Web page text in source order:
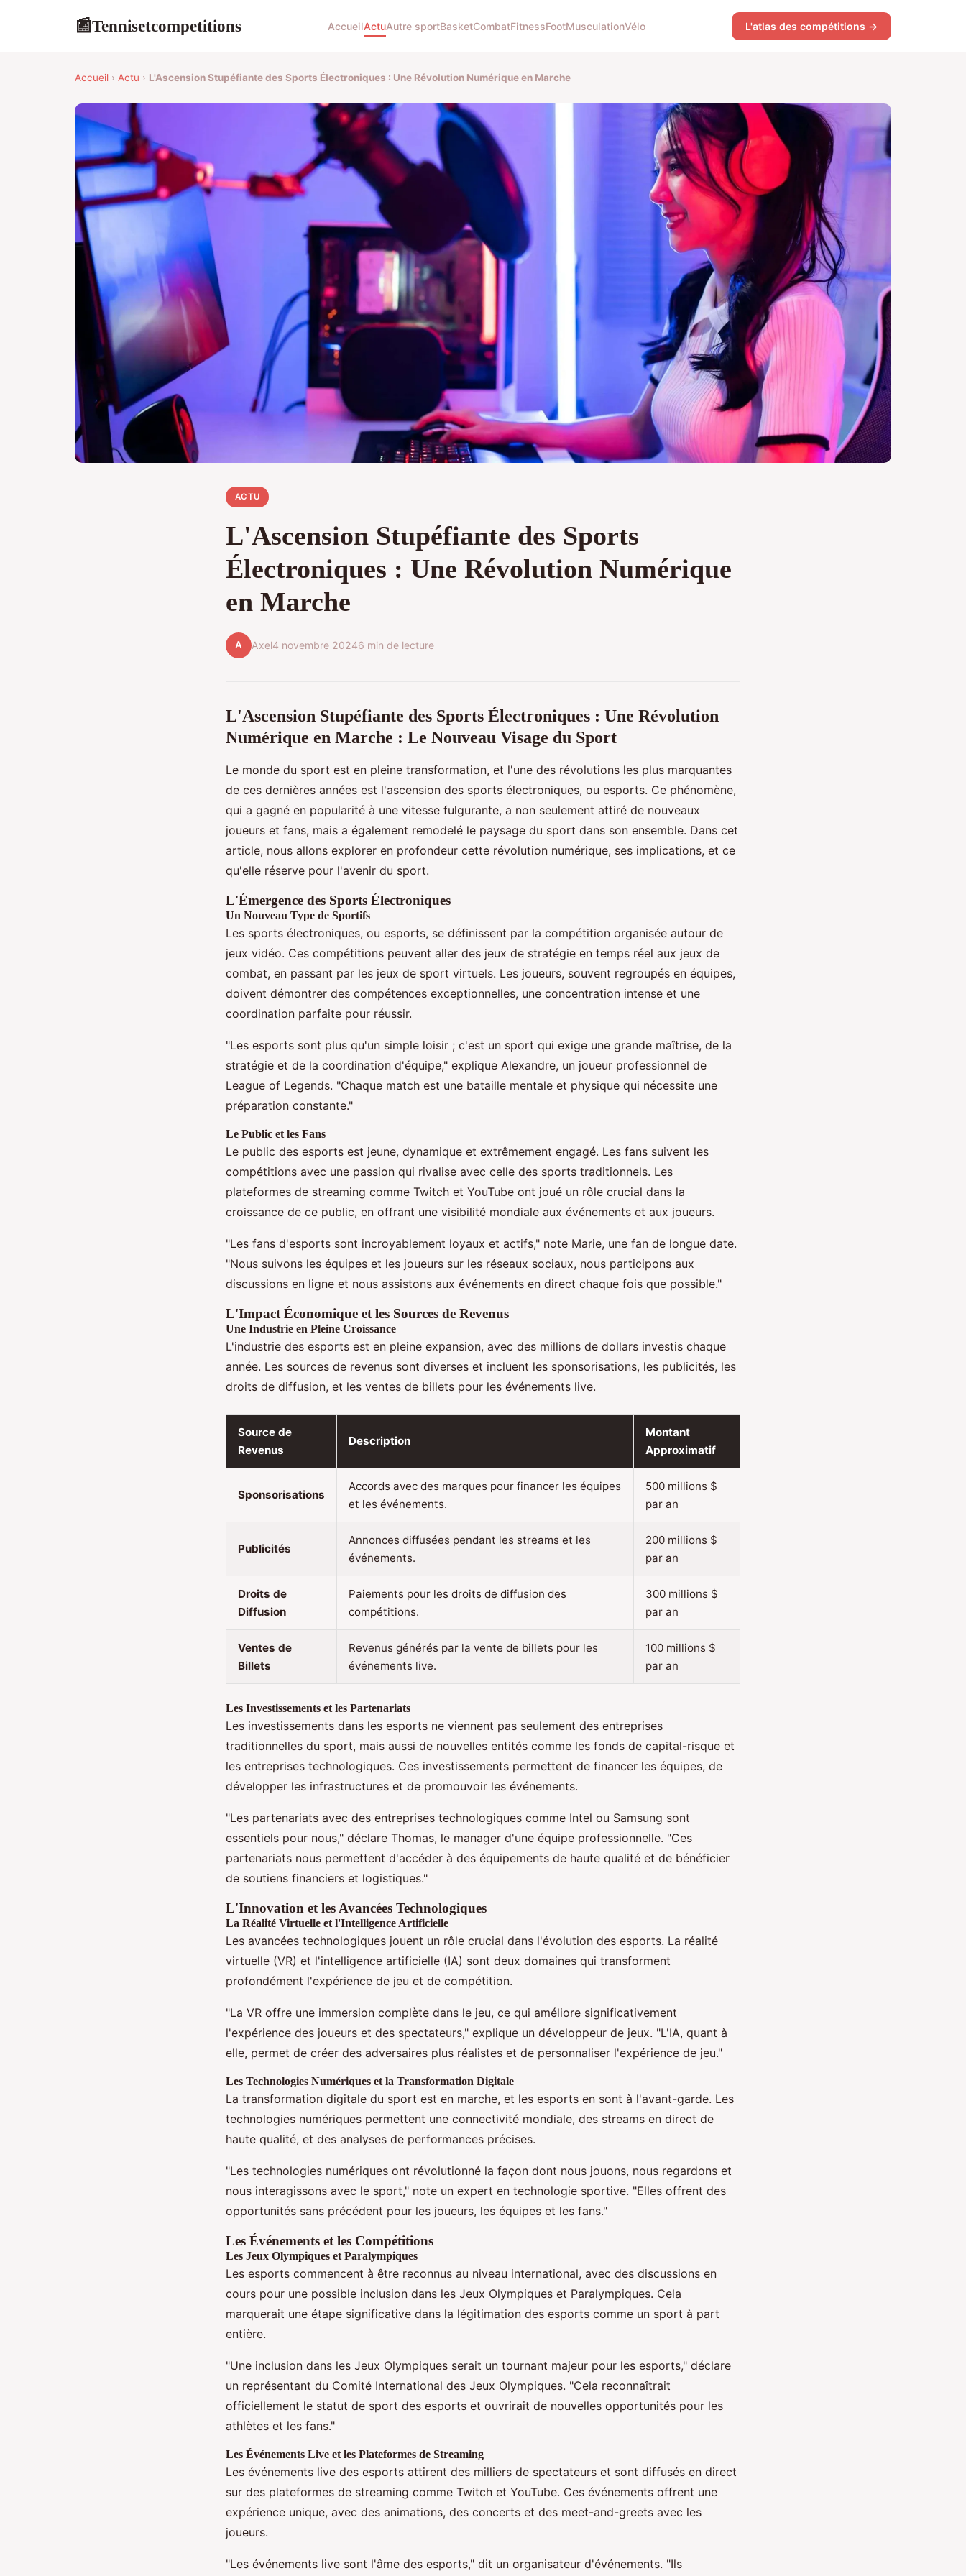
📰Tennisetcompetitions AccueilActuAutre sportBasketCombatFitnessFootMusculationVélo L'atlas des compétitions →
Accueil › Actu › L'Ascension Stupéfiante des Sports Électroniques : Une Révolution Numérique en Marche
ACTU
L'Ascension Stupéfiante des Sports
Électroniques : Une Révolution Numérique
en Marche
A Axel4 novembre 20246 min de lecture
L'Ascension Stupéfiante des Sports Électroniques : Une Révolution
Numérique en Marche : Le Nouveau Visage du Sport
Le monde du sport est en pleine transformation, et l'une des révolutions les plus marquantes
de ces dernières années est l'ascension des sports électroniques, ou esports. Ce phénomène,
qui a gagné en popularité à une vitesse fulgurante, a non seulement attiré de nouveaux
joueurs et fans, mais a également remodelé le paysage du sport dans son ensemble. Dans cet
article, nous allons explorer en profondeur cette révolution numérique, ses implications, et ce
qu'elle réserve pour l'avenir du sport.
L'Émergence des Sports Électroniques
Un Nouveau Type de Sportifs
Les sports électroniques, ou esports, se définissent par la compétition organisée autour de
jeux vidéo. Ces compétitions peuvent aller des jeux de stratégie en temps réel aux jeux de
combat, en passant par les jeux de sport virtuels. Les joueurs, souvent regroupés en équipes,
doivent démontrer des compétences exceptionnelles, une concentration intense et une
coordination parfaite pour réussir.
"Les esports sont plus qu'un simple loisir ; c'est un sport qui exige une grande maîtrise, de la
stratégie et de la coordination d'équipe," explique Alexandre, un joueur professionnel de
League of Legends. "Chaque match est une bataille mentale et physique qui nécessite une
préparation constante."
Le Public et les Fans
Le public des esports est jeune, dynamique et extrêmement engagé. Les fans suivent les
compétitions avec une passion qui rivalise avec celle des sports traditionnels. Les
plateformes de streaming comme Twitch et YouTube ont joué un rôle crucial dans la
croissance de ce public, en offrant une visibilité mondiale aux événements et aux joueurs.
"Les fans d'esports sont incroyablement loyaux et actifs," note Marie, une fan de longue date.
"Nous suivons les équipes et les joueurs sur les réseaux sociaux, nous participons aux
discussions en ligne et nous assistons aux événements en direct chaque fois que possible."
L'Impact Économique et les Sources de Revenus
Une Industrie en Pleine Croissance
L'industrie des esports est en pleine expansion, avec des millions de dollars investis chaque
année. Les sources de revenus sont diverses et incluent les sponsorisations, les publicités, les
droits de diffusion, et les ventes de billets pour les événements live.
Source de
Revenus
Description
Montant
Approximatif
Sponsorisations
Accords avec des marques pour financer les équipes
et les événements.
500 millions $
par an
Publicités
Annonces diffusées pendant les streams et les
événements.
200 millions $
par an
Droits de
Diffusion
Paiements pour les droits de diffusion des
compétitions.
300 millions $
par an
Ventes de
Billets
Revenus générés par la vente de billets pour les
événements live.
100 millions $
par an
Les Investissements et les Partenariats
Les investissements dans les esports ne viennent pas seulement des entreprises
traditionnelles du sport, mais aussi de nouvelles entités comme les fonds de capital-risque et
les entreprises technologiques. Ces investissements permettent de financer les équipes, de
développer les infrastructures et de promouvoir les événements.
"Les partenariats avec des entreprises technologiques comme Intel ou Samsung sont
essentiels pour nous," déclare Thomas, le manager d'une équipe professionnelle. "Ces
partenariats nous permettent d'accéder à des équipements de haute qualité et de bénéficier
de soutiens financiers et logistiques."
L'Innovation et les Avancées Technologiques
La Réalité Virtuelle et l'Intelligence Artificielle
Les avancées technologiques jouent un rôle crucial dans l'évolution des esports. La réalité
virtuelle (VR) et l'intelligence artificielle (IA) sont deux domaines qui transforment
profondément l'expérience de jeu et de compétition.
"La VR offre une immersion complète dans le jeu, ce qui améliore significativement
l'expérience des joueurs et des spectateurs," explique un développeur de jeux. "L'IA, quant à
elle, permet de créer des adversaires plus réalistes et de personnaliser l'expérience de jeu."
Les Technologies Numériques et la Transformation Digitale
La transformation digitale du sport est en marche, et les esports en sont à l'avant-garde. Les
technologies numériques permettent une connectivité mondiale, des streams en direct de
haute qualité, et des analyses de performances précises.
"Les technologies numériques ont révolutionné la façon dont nous jouons, nous regardons et
nous interagissons avec le sport," note un expert en technologie sportive. "Elles offrent des
opportunités sans précédent pour les joueurs, les équipes et les fans."
Les Événements et les Compétitions
Les Jeux Olympiques et Paralympiques
Les esports commencent à être reconnus au niveau international, avec des discussions en
cours pour une possible inclusion dans les Jeux Olympiques et Paralympiques. Cela
marquerait une étape significative dans la légitimation des esports comme un sport à part
entière.
"Une inclusion dans les Jeux Olympiques serait un tournant majeur pour les esports," déclare
un représentant du Comité International des Jeux Olympiques. "Cela reconnaîtrait
officiellement le statut de sport des esports et ouvrirait de nouvelles opportunités pour les
athlètes et les fans."
Les Événements Live et les Plateformes de Streaming
Les événements live des esports attirent des milliers de spectateurs et sont diffusés en direct
sur des plateformes de streaming comme Twitch et YouTube. Ces événements offrent une
expérience unique, avec des animations, des concerts et des meet-and-greets avec les
joueurs.
"Les événements live sont l'âme des esports," dit un organisateur d'événements. "Ils